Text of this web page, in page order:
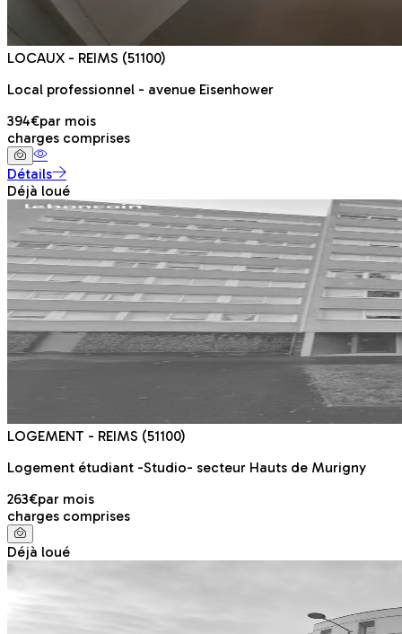
LOCAUX - REIMS (51100)
Local professionnel - avenue Eisenhower
394€par mois
charges comprises
Détails
Déjà loué
LOGEMENT - REIMS (51100)
Logement étudiant -Studio- secteur Hauts de Murigny
263€par mois
charges comprises
Déjà loué